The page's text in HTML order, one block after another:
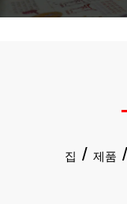
집 / 제품 /